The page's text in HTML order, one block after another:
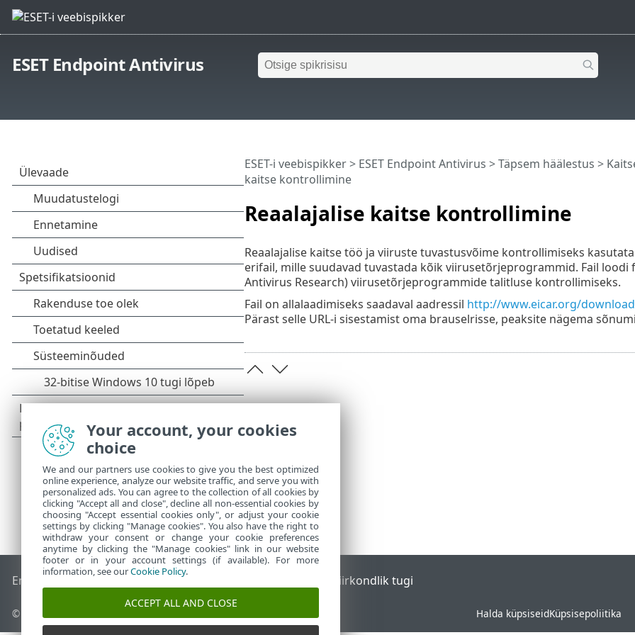
ESET Endpoint Antivirus
Reaalajalise kaitse kontrollimine
ESET-i veebispikker> ESET Endpoint Antivirus >Täpsem häälestus >
kaitse kontrollimine
Reaalajalise kaitse töö ja viiruste tuvastusvõime kontrollimiseks
erifail, mille suudavad tuvastada kõik viirusetõrjeprogrammid. Fail loodi
Antivirus Research) viirusetõrjeprogrammide talitluse kontrollimiseks.
Fail on allalaadimiseks saadaval aadressil http://www.eicar.org/
Pärast selle URL-i sisestamist oma brauselrisse, peaksite nägema
End of Life ESET-i teabebaas ESET-i foorum Piirkondlik tugi
© 1992 - 2026 ESET, spol. s r.o. – kõik õigused on kaitstud. Halda küpsiseidKüpsisepoliitika
Your account, your cookies
choice
We and our partners use cookies to give you the best optimized
online experience, analyze our website traffic, and serve you with
personalized ads. You can agree to the collection of all cookies by
clicking "Accept all and close", decline all non-essential cookies by
choosing "Accept essential cookies only", or adjust your cookie
settings by clicking "Manage cookies". You also have the right to
withdraw your consent or change your cookie preferences
anytime by clicking the "Manage cookies" link in our website
footer or in your account settings (if available). For more
information, see ourCookie Policy.
ACCEPT ALL AND CLOSE